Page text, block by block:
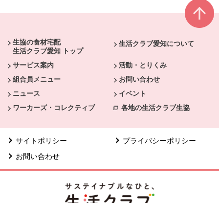
生協の食材宅配
生活クラブ愛知 トップ
生活クラブ愛知について
サービス案内
活動・とりくみ
組合員メニュー
お問い合わせ
ニュース
イベント
ワーカーズ・コレクティブ
各地の生活クラブ生協
サイトポリシー
プライバシーポリシー
お問い合わせ